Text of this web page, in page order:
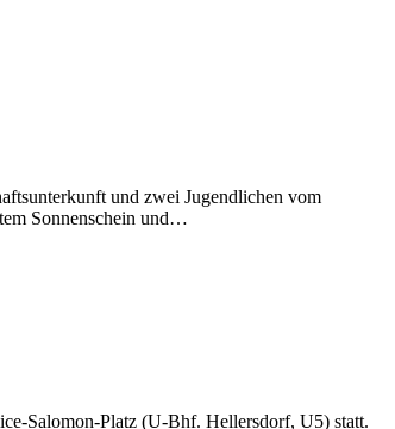
und zwei Jugendlichen vom
Sonnenschein und…
Salomon-Platz (U-Bhf. Hellersdorf, U5) statt.